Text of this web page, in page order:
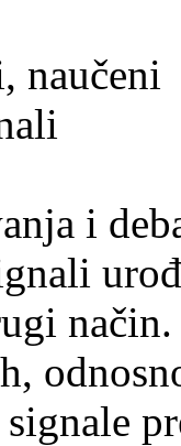
naučeni
i
signale